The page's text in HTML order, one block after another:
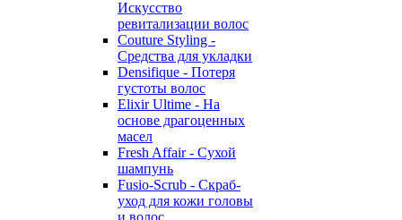
Искусство
ревитализации волос
Couture Styling -
Средства для укладки
Densifique - Потеря
густоты волос
Elixir Ultime - На
основе драгоценных
масел
Fresh Affair - Сухой
шампунь
Fusio-Scrub - Скраб-
уход для кожи головы
и волос